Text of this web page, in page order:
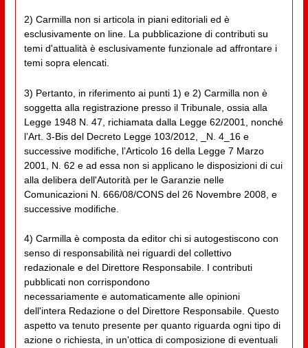
2) Carmilla non si articola in piani editoriali ed è
esclusivamente on line. La pubblicazione di contributi su
temi d'attualità è esclusivamente funzionale ad affrontare i
temi sopra elencati.
3) Pertanto, in riferimento ai punti 1) e 2) Carmilla non è
soggetta alla registrazione presso il Tribunale, ossia alla
Legge 1948 N. 47, richiamata dalla Legge 62/2001, nonché
l’Art. 3-Bis del Decreto Legge 103/2012, _N. 4_16 e
successive modifiche, l’Articolo 16 della Legge 7 Marzo
2001, N. 62 e ad essa non si applicano le disposizioni di cui
alla delibera dell'Autorità per le Garanzie nelle
Comunicazioni N. 666/08/CONS del 26 Novembre 2008, e
successive modifiche.
4) Carmilla è composta da editor chi si autogestiscono con
senso di responsabilità nei riguardi del collettivo
redazionale e del Direttore Responsabile. I contributi
pubblicati non corrispondono
necessariamente e automaticamente alle opinioni
dell'intera Redazione o del Direttore Responsabile. Questo
aspetto va tenuto presente per quanto riguarda ogni tipo di
azione o richiesta, in un'ottica di composizione di eventuali